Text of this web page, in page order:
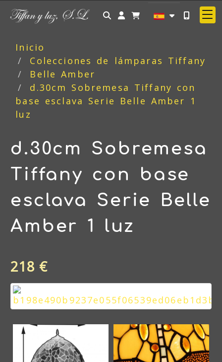
Identifícate
Inicio
Colecciones de lámparas Tiffany
Belle Amber
d.30cm Sobremesa Tiffany con
base esclava Serie Belle Amber 1
luz
d.30cm Sobremesa
Tiffany con base
esclava Serie Belle
Amber 1 luz
218 €